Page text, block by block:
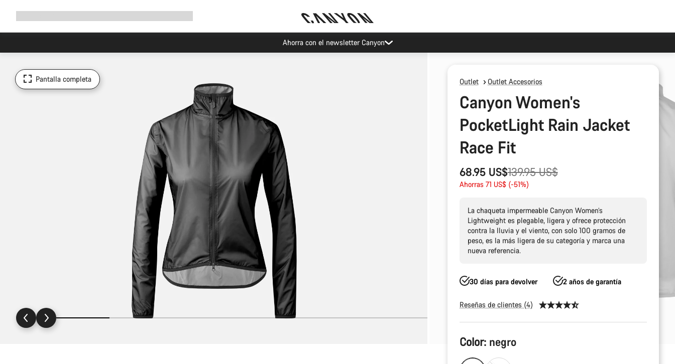
Ahorra con el newsletter Canyon
Pantalla completa Outlet Outlet Accesorios
Canyon Women's
PocketLight Rain Jacket
Race Fit
68.95 US$
Precio
original
139.95 US$
Ahorras 71 US$ (-51%)
La chaqueta impermeable Canyon Women’s
Lightweight es plegable, ligera y ofrece protección
contra la lluvia y el viento, con solo 100 gramos de
peso, es la más ligera de su categoría y marca una
nueva referencia.
30 días para devolver 2 años de garantía
Reseñas de clientes (4)
Configuración
del
producto
Color: negro